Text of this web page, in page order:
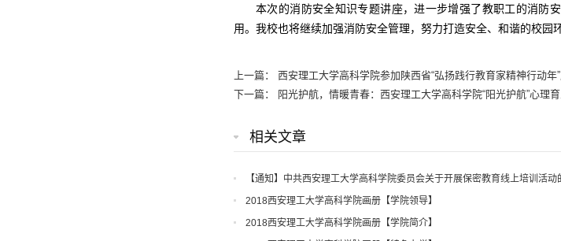
本次的消防安全知识专题讲座，进一步增强了教职工的消防
用。我校也将继续加强消防安全管理，努力打造安全、和谐的校园环
上一篇： 西安理工大学高科学院参加陕西省“弘扬践行教育家精神行动年
下一篇：
阳光护航，情暖青春：西安理工大学高科学院“阳光护航”心理
相关文章
【通知】中共西安理工大学高科学院委员会关于开展保密教育线上培训活动
知
2018西安理工大学高科学院画册【学院领导】
2018西安理工大学高科学院画册【学院简介】